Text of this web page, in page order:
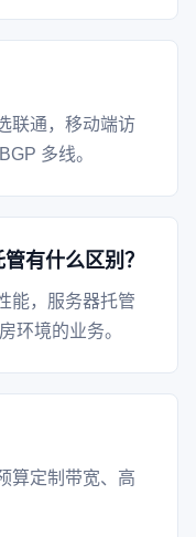
联通，移动端访
多线。
有什么区别？
能，服务器托管
环境的业务。
算定制带宽、高